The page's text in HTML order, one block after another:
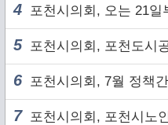
4 포천시의회, 오는 21일부
5 포천시의회, 포천도시
6 포천시의회, 7월 정책간
7포천시의회, 포천시노